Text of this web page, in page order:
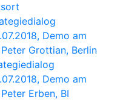
Demo am
Grottian, Berlin
Demo am
Erben, BI